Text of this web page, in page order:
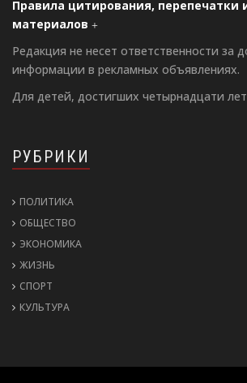
Правила цитирования, перепечатки
материалов
Редакция не несет ответственности за
информации в рекламных объявлениях.
Для детей, достигших четырнадцати
РУБРИКИ
ПОЛИТИКА
ОБЩЕСТВО
ЭКОНОМИКА
ЖИЗНЬ
СПОРТ
КУЛЬТУРА